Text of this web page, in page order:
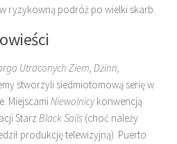
ryzykowną podróż po wielki skarb.
Utraconych Ziem, Dżinn,
stworzyli siedmiotomową serię w
MiejscamiNiewolnicykonwencją
Starz Black Sails (choć należy
produkcję telewizyjną). Puerto